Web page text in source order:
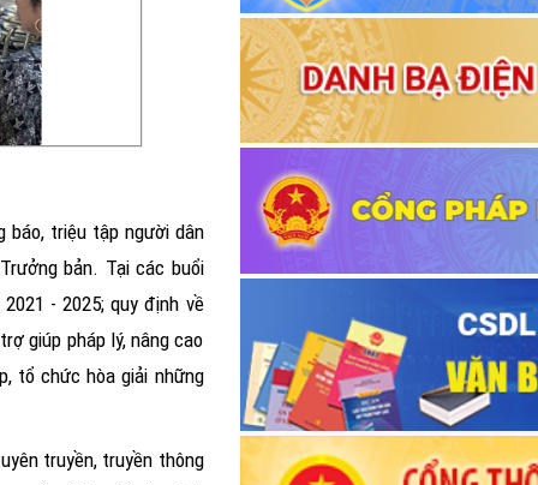
báo, triệu tập người dân
bản. Tại các buổi
- 2025; quy định về
giúp pháp lý, nâng cao
tổ chức hòa giải những
truyền, truyền thông